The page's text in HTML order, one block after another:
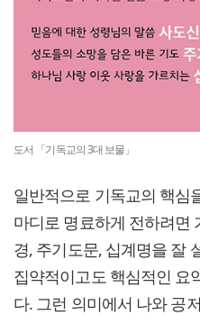
도서 「기독교의 3대 보물」
일반적으로 기독교의 핵심
마디로 명료하게 전하려면
경, 주기도문, 십계명을 잘
집약적이고도 핵심적인 요
다. 그런 의미에서 나와 공